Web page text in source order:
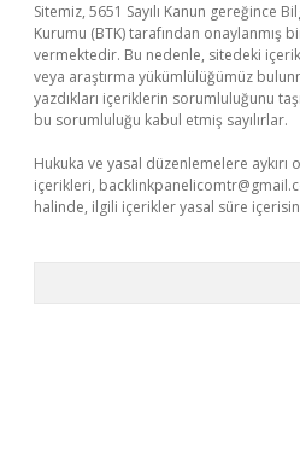
Sitemiz, 5651 Sayılı Kanun gereğince
Kurumu (BTK) tarafından onaylanmış
vermektedir. Bu nedenle, sitedeki
veya araştırma yükümlülüğümüz
yazdıkları içeriklerin sorumluluğunu
bu sorumluluğu kabul etmiş sayılırlar.
Hukuka ve yasal düzenlemelere
içerikleri,
halinde, ilgili içerikler yasal süre